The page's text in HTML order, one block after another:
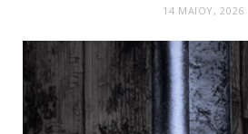
14 ΜΑΪ́ΟΥ, 2026